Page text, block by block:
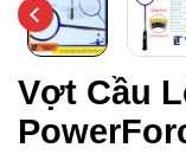
Vợt Cầu